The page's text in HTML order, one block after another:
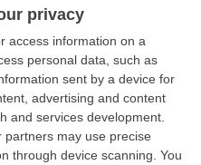
privacy
access information on a
personal data, such as
sent by a device for
advertising and content
and services development.
may use precise
through device scanning. You
Burgio
in tutte le grandi città
come Futuro
Marcia